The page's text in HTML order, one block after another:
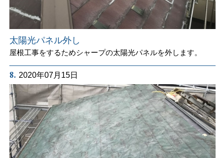
太陽光パネル外し
屋根工事をするためシャープの太陽光パネルを外します。
8. 2020年07月15日